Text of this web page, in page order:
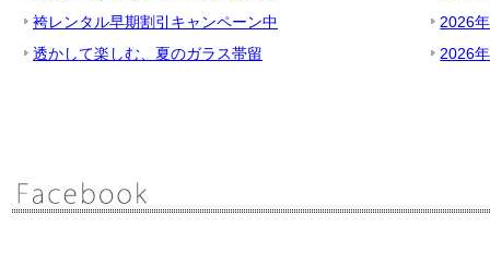
袴レンタル早期割引キャンペーン中
透かして楽しむ、夏のガラス帯留
2026
2026